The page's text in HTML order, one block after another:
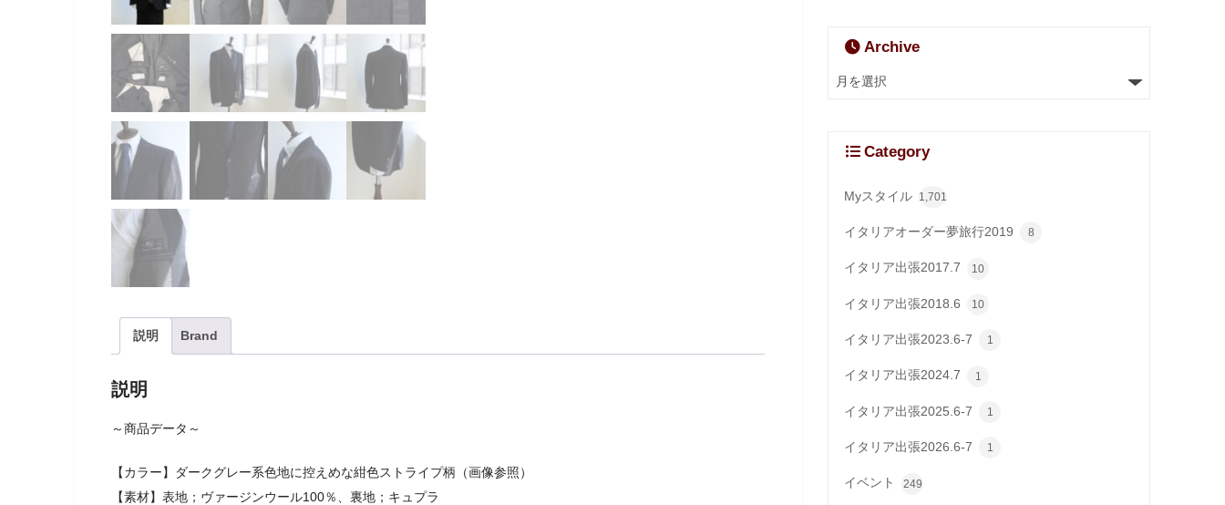
説明 Brand
説明
～商品データ～
【カラー】ダークグレー系色地に控えめな紺色ストライプ柄（画像参照）
【素材】表地；ヴァージンウール100％、裏地；キュプラ
Archive
Category
Myスタイル 1,701
イタリアオーダー夢旅行2019 8
イタリア出張2017.7 10
イタリア出張2018.6 10
イタリア出張2023.6-7 1
イタリア出張2024.7 1
イタリア出張2025.6-7 1
イタリア出張2026.6-7 1
イベント 249